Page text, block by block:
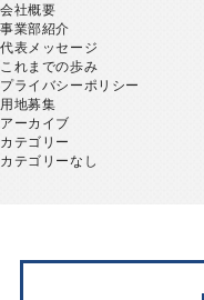
会社概要
事業部紹介
代表メッセージ
これまでの歩み
プライバシーポリシー
用地募集
アーカイブ
カテゴリー
カテゴリーなし